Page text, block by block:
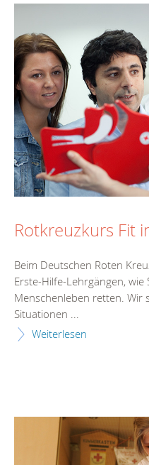
Rotkreuzkurs Fit
Beim Deutschen Roten
Erste-Hilfe-Lehrgängen,
Menschenleben retten. Wir
Situationen ...
Weiterlesen